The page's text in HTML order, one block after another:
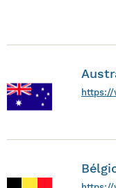
https://